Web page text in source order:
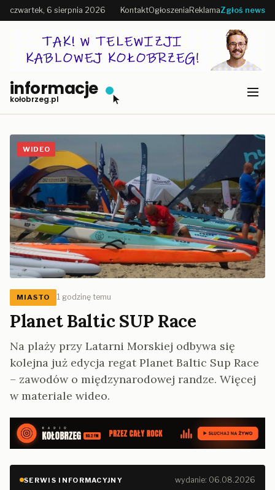
czwartek, 6 sierpnia 2026 KontaktOgłoszenia ReklamaZgłoś news
informacje
kołobrzeg.pl
WIDEO
MIASTO 1 godzinę temu
Planet Baltic SUP Race
Na plaży przy Latarni Morskiej odbywa się
kolejna już edycja regat Planet Baltic Sup Race
– zawodów o międzynarodowej randze. Więcej
w materiale wideo.
SERWIS INFORMACYJNY wydanie: 06.08.2026